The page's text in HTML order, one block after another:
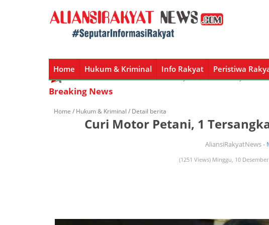
Home Hukum & Kriminal Info Rakyat Peristiwa
Home Hukum & Kriminal Info Rakyat Peristiwa Rakyat
Breaking News
Home / Hukum & Kriminal / Detail berita
Curi Motor Petani, 1
AliansiRakyatNews -
(1251 Views) Minggu, 10